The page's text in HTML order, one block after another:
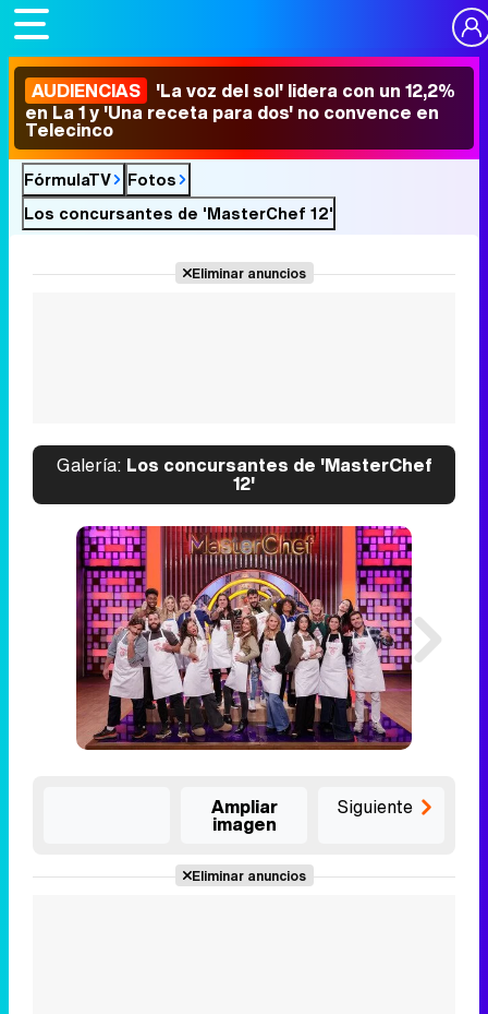
AUDIENCIAS 'La voz del sol' lidera con un 12,2%
en La 1 y 'Una receta para dos' no convence en
Telecinco
FórmulaTV
Fotos
Los concursantes de 'MasterChef 12'
Eliminar anuncios
Galería: Los concursantes de 'MasterChef
12'
Ampliar
imagen
Siguiente
Eliminar anuncios